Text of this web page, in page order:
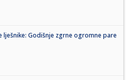
lješnike: Godišnje zgrne ogromne pare